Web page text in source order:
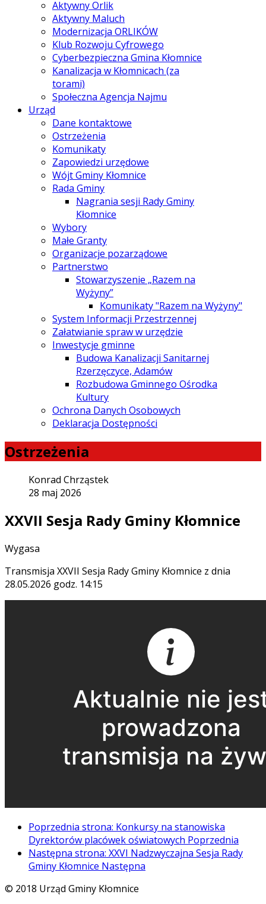
Aktywny Orlik
Aktywny Maluch
Modernizacja ORLIKÓW
Klub Rozwoju Cyfrowego
Cyberbezpieczna Gmina Kłomnice
Kanalizacja w Kłomnicach (za
torami)
Społeczna Agencja Najmu
Urząd
Dane kontaktowe
Ostrzeżenia
Komunikaty
Zapowiedzi urzędowe
Wójt Gminy Kłomnice
Rada Gminy
Nagrania sesji Rady Gminy
Kłomnice
Wybory
Małe Granty
Organizacje pozarządowe
Partnerstwo
Stowarzyszenie „Razem na
Wyżyny”
Komunikaty "Razem na Wyżyny"
System Informacji Przestrzennej
Załatwianie spraw w urzędzie
Inwestycje gminne
Budowa Kanalizacji Sanitarnej
Rzerzęczyce, Adamów
Rozbudowa Gminnego Ośrodka
Kultury
Ochrona Danych Osobowych
Deklaracja Dostępności
Ostrzeżenia
Konrad Chrząstek
28 maj 2026
XXVII Sesja Rady Gminy Kłomnice
Wygasa
Transmisja XXVII Sesja Rady Gminy Kłomnice z dnia
28.05.2026 godz. 14:15
Poprzednia strona: Konkursy na stanowiska
Dyrektorów placówek oświatowych Poprzednia
Następna strona: XXVI Nadzwyczajna Sesja Rady
Gminy Kłomnice Następna
© 2018 Urząd Gminy Kłomnice